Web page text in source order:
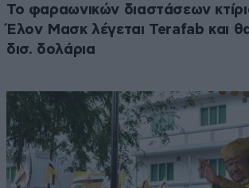
Το φαραωνικών διαστάσεων
Έλον Μασκ λέγεται Terafab και
δισ. δολάρια